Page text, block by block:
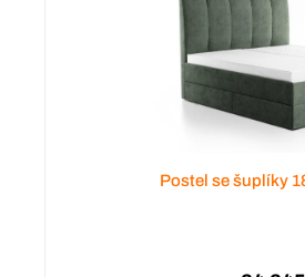
Postel se šuplíky